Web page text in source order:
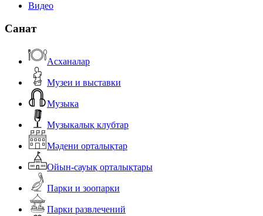
Видео
Санат
Асханалар
Музеи и выставки
Музыка
Музыкалық клубтар
Мәдени орталықтар
Ойын-сауық орталықтары
Парки и зоопарки
Парки развлечений